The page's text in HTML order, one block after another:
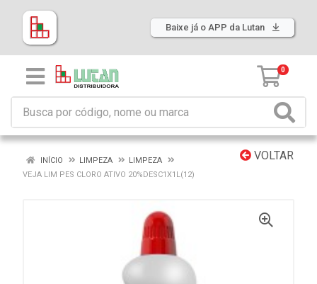
Baixe já o APP da Lutan
0
VOLTAR
INÍCIO LIMPEZA
LIMPEZA
VEJA LIM PES CLORO ATIVO 20%DESC1X1L(12)